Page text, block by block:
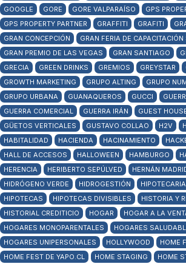
GOOGLE
GORE GORE VALPARAÍSO
GPS
GPS PROPERTY PARTNER
GRAFFITI GRAFITI
GRAN CONCEPCIÓN
GRAN FERIA DE
GRAN PREMIO DE LAS VEGAS
GRAN SANTIAGO
GRECIA
GREEN DRINKS GREMIOS GREYSTAR
GROWTH MARKETING
GRUPO ALTING GRUPO
GRUPO URBANA
GUANAQUEROS GUCCI
GUERRA COMERCIAL
GUERRA IRÁN
GUEST
GÜETOS VERTICALES
GUSTAVO COLLAO H2V
HABITALIDAD
HACIENDA HACINAMIENTO
HALL DE ACCESOS
HALLOWEEN HAMBURGO
HERENCIA
HERIBERTO SEPÚLVED HERNÁN
HIDRÓGENO VERDE
HIDROGESTIÓN
HIPOTECAS
HIPOTECAS DIVISIBLES
HISTORIA Y
HISTORIAL CREDITICIO
HOGAR HOGAR A LA
HOGARES MONOPARENTALES
HOGARES
HOGARES UNIPERSONALES
HOLLYWOOD
HOME
HOME FEST DE YAPO.CL
HOME STAGING HOME